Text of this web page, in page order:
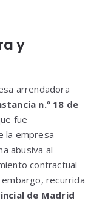
y
arrendadora
n.º 18 de
fue
la empresa
abusiva al
contractual
recurrida
de Madrid